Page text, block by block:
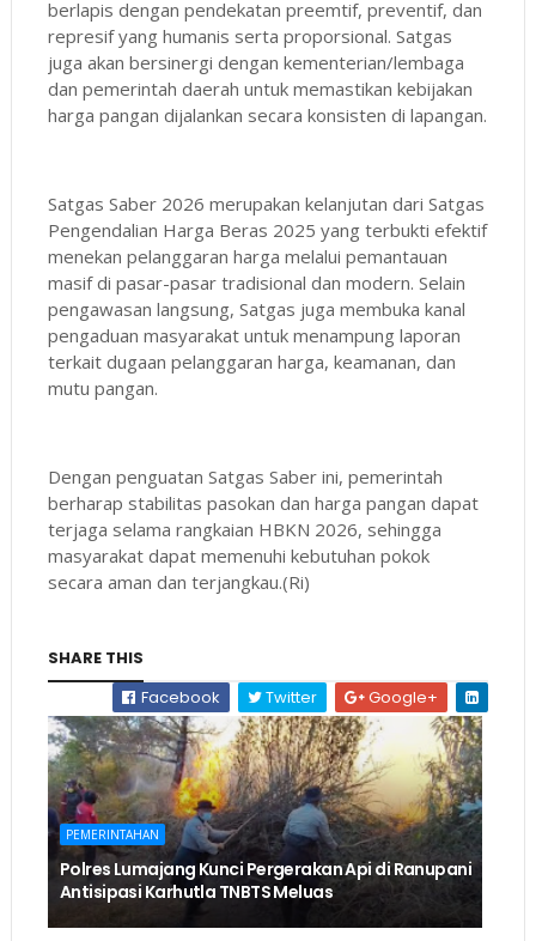
berlapis dengan pendekatan preemtif, preventif, dan
represif yang humanis serta proporsional. Satgas
juga akan bersinergi dengan kementerian/lembaga
dan pemerintah daerah untuk memastikan kebijakan
harga pangan dijalankan secara konsisten di lapangan.
Satgas Saber 2026 merupakan kelanjutan dari Satgas
Pengendalian Harga Beras 2025 yang terbukti efektif
menekan pelanggaran harga melalui pemantauan
masif di pasar-pasar tradisional dan modern. Selain
pengawasan langsung, Satgas juga membuka kanal
pengaduan masyarakat untuk menampung laporan
terkait dugaan pelanggaran harga, keamanan, dan
mutu pangan.
Dengan penguatan Satgas Saber ini, pemerintah
berharap stabilitas pasokan dan harga pangan dapat
terjaga selama rangkaian HBKN 2026, sehingga
masyarakat dapat memenuhi kebutuhan pokok
secara aman dan terjangkau.(Ri)
SHARE THIS
Facebook
Twitter Google+
PEMERINTAHAN
Polres Lumajang Kunci Pergerakan Api di Ranupani
Antisipasi Karhutla TNBTS Meluas